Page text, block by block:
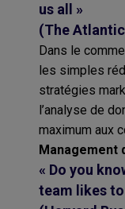
us all »
(The
Dans le
les simples
stratégies
l’analyse de
maximum aux
Management
« Do you
team likes to